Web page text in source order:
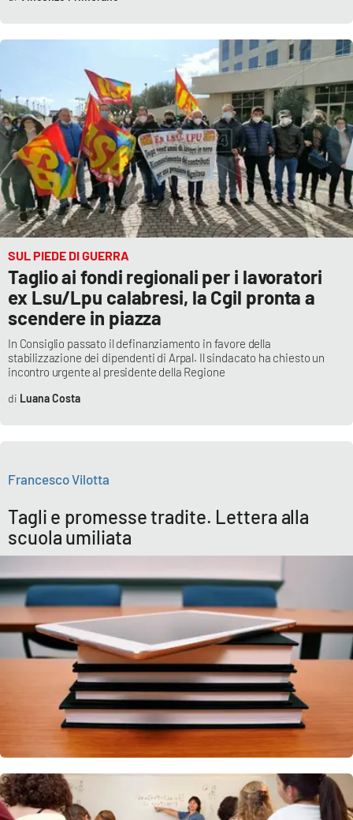
Imprese Di Calabria
Le perfidie di Antonella Grippo
Venti di comunicazione
STREAMING
LaC TV
LaC Network
LaC OnAir
Crotone
Vibo Valentia
Cosenza
Lamezia Terme
PROGETTI
SPECIALI
Buona Sanità Calabria
LA
CALABRIAVISIONE
SUL PIEDE DI GUERRA
Taglio ai fondi regionali per i lavoratori
ex Lsu/Lpu calabresi, la Cgil pronta a
scendere in piazza
In Consiglio passato il definanziamento in favore della
stabilizzazione dei dipendenti di Arpal. Il sindacato ha chiesto un
incontro urgente al presidente della Regione
Luana Costa
Tagli e promesse tradite. Lettera alla
scuola umiliata
Francesco Vilotta